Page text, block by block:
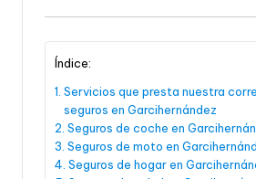
Índice:
Servicios que presta nuestra
seguros en Garcihernández
Seguros de coche en
Seguros de moto en
Seguros de hogar en